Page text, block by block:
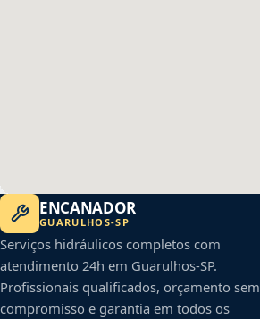
ENCANADOR
GUARULHOS-SP
Serviços hidráulicos completos com
atendimento 24h em Guarulhos-SP.
Profissionais qualificados, orçamento sem
compromisso e garantia em todos os